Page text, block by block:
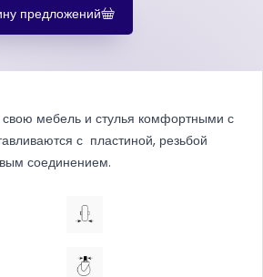
предложений
мебель и стулья комфортными с
с пластиной, резьбой
соединением.